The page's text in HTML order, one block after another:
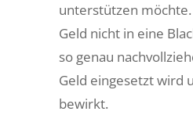
unterstützen
Geld nicht in eine
so genau
Geld eingesetzt wird
bewirkt.